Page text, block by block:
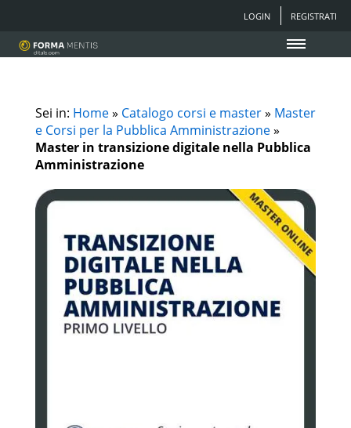
LOGIN REGISTRATI
Sei in: Home» Catalogo corsi e master» Master
e Corsi per la Pubblica Amministrazione»
Master in transizione digitale nella Pubblica
Amministrazione